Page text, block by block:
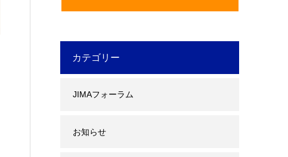
カテゴリー
JIMAフォーラム
お知らせ